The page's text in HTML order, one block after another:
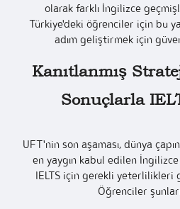
olarak farklı İngilizce
Türkiye'deki öğrenciler için bu
adım geliştirmek için
Kanıtlanmış
Sonuçlarla
UFT'nin son aşaması, dünya
en yaygın kabul edilen
IELTS için gerekli yeterlilikleri
Öğrenciler